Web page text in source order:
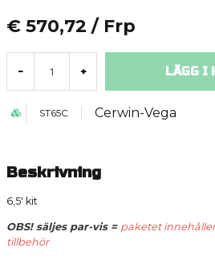
€ 570,72 / Frp
- + LÄGG I
ST65C Cerwin-Vega
Beskrivning
6,5' kit
OBS! säljes par-vis = paketet
tillbehör